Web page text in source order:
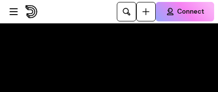
Skip to player
Skip to main content
Connect